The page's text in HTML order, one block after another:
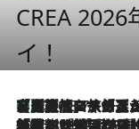
CREA 2026
イ！
2026.8.7
【厳選旅コスメ】「多機能アイテムがメイン！」旅好き美容エディターが選んだ夏旅ベストコスメを発表【Mサイズジップ】